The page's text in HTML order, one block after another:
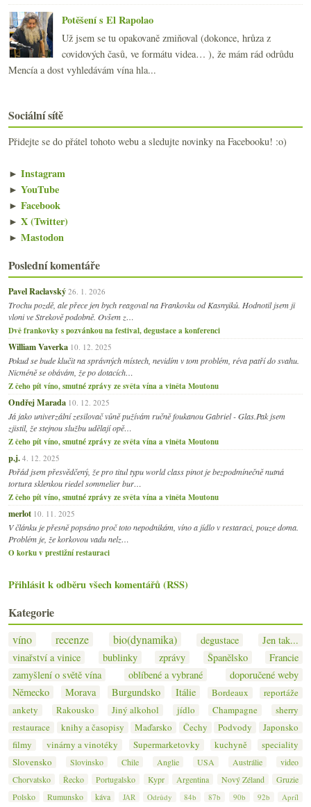
Potěšení s El Rapolao
Už jsem se tu opakovaně zmiňoval (dokonce, hrůza z
covidových časů, ve formátu videa… ), že mám rád odrůdu
Mencía a dost vyhledávám vína hla...
Sociální sítě
Přidejte se do přátel tohoto webu a sledujte novinky na Facebooku! :o)
► Instagram
► YouTube
► Facebook
► X (Twitter)
► Mastodon
Poslední komentáře
Pavel Raclavský 26. 1. 2026
Trochu pozdě, ale přece jen bych reagoval na Frankovku od Kasnyiků. Hodnotil jsem ji
vloni ve Strekově podobně. Ovšem z…
Dvě frankovky s pozvánkou na festival, degustace a konferenci
William Vaverka 10. 12. 2025
Pokud se bude klučit na správných místech, nevidím v tom problém, réva patří do svahu.
Nicméně se obávám, že po dotacích…
Z čeho pít víno, smutné zprávy ze světa vína a viněta Moutonu
Ondřej Marada 10. 12. 2025
Já jako univerzální zesilovač vůně pužívám ručně foukanou Gabriel - Glas.Pak jsem
zjistil, že stejnou službu udělají opě…
Z čeho pít víno, smutné zprávy ze světa vína a viněta Moutonu
p.j. 4. 12. 2025
Pořád jsem přesvědčený, že pro titul typu world class pinot je bezpodmínečně nutná
tortura sklenkou riedel sommelier bur…
Z čeho pít víno, smutné zprávy ze světa vína a viněta Moutonu
merlot 10. 11. 2025
V článku je přesně popsáno proč toto nepodnikám, víno a jídlo v restaraci, pouze doma.
Problém je, že korkovou vadu nelz…
O korku v prestižní restauraci
Přihlásit k odběru všech komentářů (RSS)
Kategorie
víno recenze bio(dynamika) degustace
Jen tak...
vinařství a vinice
bublinky zprávy Španělsko
Francie
zamyšlení o světě vína
oblíbené a vybrané
doporučené weby
Německo
Morava Burgundsko Itálie Bordeaux
reportáže
ankety
Rakousko Jiný alkohol jídlo Champagne
sherry
restaurace
knihy a časopisy Maďarsko Čechy Podvody
Japonsko
filmy
vinárny a vinotéky Supermarketovky kuchyně
speciality
Slovensko
Slovinsko Chile Anglie USA Austrálie
video
Chorvatsko
Řecko Portugalsko Kypr Argentina Nový Zéland
Gruzie
Polsko
Rumunsko káva JAR Odrůdy 84b 87b 90b 92b Apríl